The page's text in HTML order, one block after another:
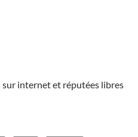
sur internet et réputées libres